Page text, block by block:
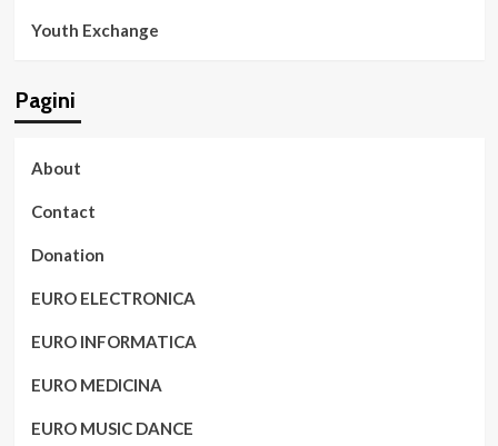
Youth Exchange
Pagini
About
Contact
Donation
EURO ELECTRONICA
EURO INFORMATICA
EURO MEDICINA
EURO MUSIC DANCE